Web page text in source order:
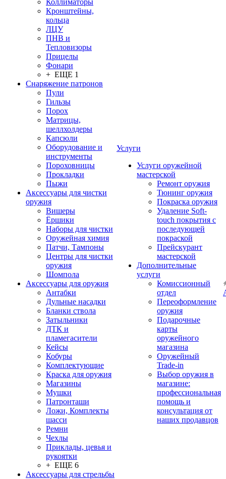
Коллиматоры
Кронштейны,
кольца
ЛЦУ
ПНВ и
Тепловизоры
Прицелы
Фонари
+ ЕЩЕ 1
Снаряжение патронов
Пули
Гильзы
Порох
Матрицы,
шеллхолдеры
Капсюли
Оборудование и
инструменты
Пороховницы
Прокладки
Пыжи
Аксессуары для чистки
оружия
Вишеры
Ёршики
Наборы для чистки
Оружейная химия
Патчи, Тампоны
Центры для чистки
оружия
Шомпола
Аксессуары для оружия
Антабки
Дульные насадки
Бланки ствола
Затыльники
ДТК и
пламегасители
Кейсы
Кобуры
Комплектующие
Краска для оружия
Магазины
Мушки
Патронташи
Ложи, Комплекты
шасси
Ремни
Чехлы
Приклады, цевья и
рукоятки
+ ЕЩЕ 6
Аксессуары для стрельбы
Услуги
Услуги оружейной
мастерской
Ремонт оружия
Тюнинг оружия
Покраска оружия
Удаление Soft-
touch покрытия с
последующей
покраской
Прейскурант
мастерской
Дополнительные
услуги
Комиссионный
отдел
Переоформление
оружия
Подарочные
карты
оружейного
магазина
Оружейный
Trade-in
Выбор оружия в
магазине:
профессиональная
помощь и
консультация от
наших продавцов